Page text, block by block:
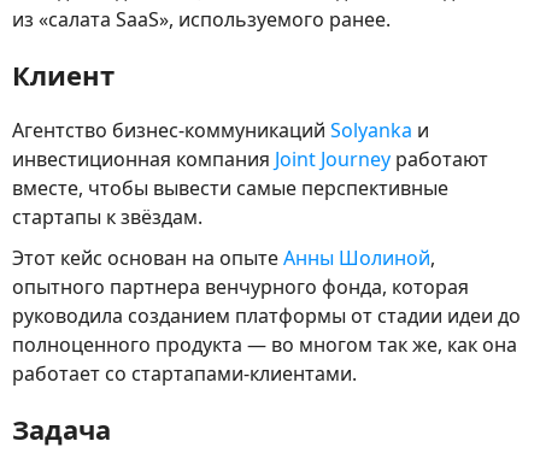
из «салата SaaS», используемого ранее.
Клиент
Агентство бизнес-коммуникаций Solyanka и
инвестиционная компания Joint Journey работают
вместе, чтобы вывести самые перспективные
стартапы к звёздам.
Этот кейс основан на опытеАнны Шолиной,
опытного партнера венчурного фонда, которая
руководила созданием платформы от стадии идеи до
полноценного продукта — во многом так же, как она
работает со стартапами-клиентами.
Задача